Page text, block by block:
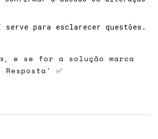
serve para esclarecer questões.
e se for a solução marca
Resposta' ✅